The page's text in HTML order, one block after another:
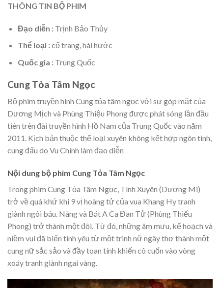
THÔNG TIN BỘ PHIM
Đạo diễn : Trịnh Bảo Thủy
Thể loại :cổ trang, hài hước
Quốc gia : Trung Quốc
Cung Tỏa Tâm Ngọc
Bộ phim truyền hình Cung tỏa tâm ngọc với sự góp mặt của
Dương Mịch và Phùng Thiệu Phong được phát sóng lần đầu
tiên trên đài truyền hình Hồ Nam của Trung Quốc vào năm
2011. Kịch bản thuộc thể loại xuyên không kết hợp ngôn tình,
cung đấu do Vu Chính làm đạo diễn
Nội dung bộ phim Cung Tỏa Tâm Ngọc
Trong phim Cung Tỏa Tâm Ngọc, Tình Xuyên (Dương Mi)
trở về quá khứ khi 9 vị hoàng tử của vua Khang Hy tranh
giành ngôi báu. Nàng và Bát A Ca Đan Tử (Phùng Thiếu
Phong) trở thành một đôi. Từ đó, những âm mưu, kế hoạch và
niềm vui đã biến tình yêu từ một trinh nữ ngây thơ thành một
cung nữ sắc sảo và đầy toan tính khiến cô cuốn vào vòng
xoáy tranh giành ngai vàng.